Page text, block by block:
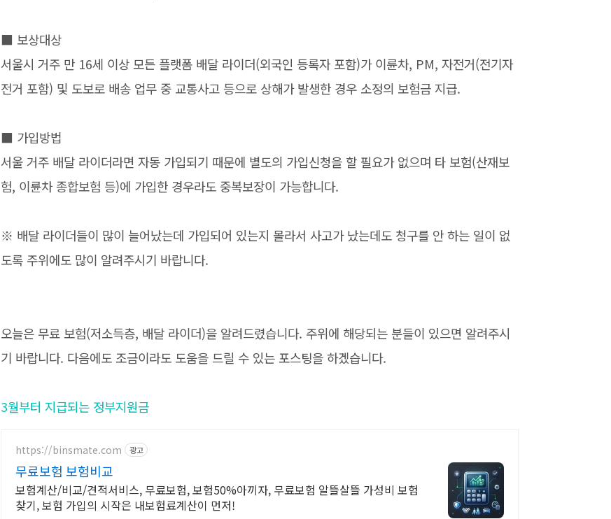
■ 보상대상
서울시 거주 만 16세 이상 모든 플랫폼 배달 라이더(외국인 등록자 포함)가 이륜차, PM, 자전거(전기자
전거 포함) 및 도보로 배송 업무 중 교통사고 등으로 상해가 발생한 경우 소정의 보험금 지급.
■ 가입방법
서울 거주 배달 라이더라면 자동 가입되기 때문에 별도의 가입신청을 할 필요가 없으며 타 보험(산재보
험, 이륜차 종합보험 등)에 가입한 경우라도 중복보장이 가능합니다.
※ 배달 라이더들이 많이 늘어났는데 가입되어 있는지 몰라서 사고가 났는데도 청구를 안 하는 일이 없
도록 주위에도 많이 알려주시기 바랍니다.
오늘은 무료 보험(저소득층, 배달 라이더)을 알려드렸습니다. 주위에 해당되는 분들이 있으면 알려주시
기 바랍니다. 다음에도 조금이라도 도움을 드릴 수 있는 포스팅을 하겠습니다.
3월부터 지급되는 정부지원금
https://binsmate.com 광고
무료보험 보험비교
보험계산/비교/견적서비스, 무료보험, 보험50%아끼자, 무료보험 알뜰살뜰 가성비 보험
찾기, 보험 가입의 시작은 내보험료계산이 먼저!